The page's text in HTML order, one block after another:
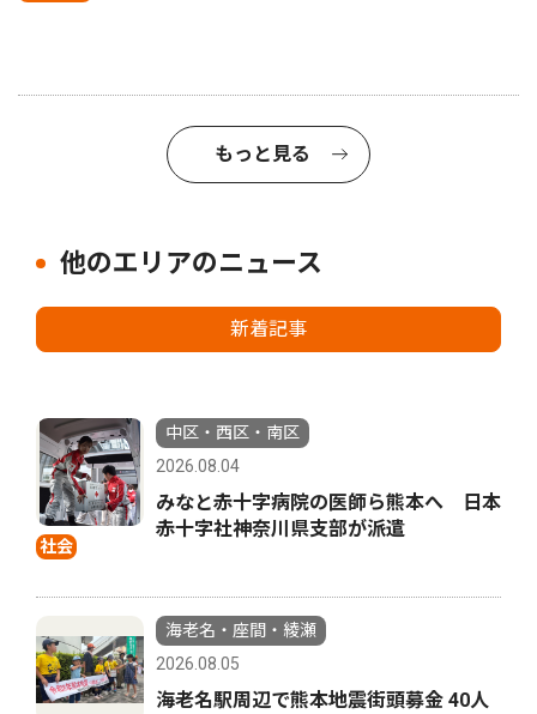
もっと見る
他のエリアのニュース
新着記事
社会
中区・西区・南区
2026.08.04
みなと赤十字病院の医師ら熊本へ 日本
赤十字社神奈川県支部が派遣
海老名・座間・綾瀬
2026.08.05
海老名駅周辺で熊本地震街頭募金 40人